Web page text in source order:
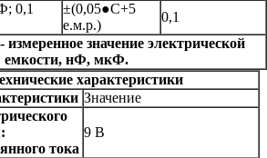
0,1
±(0,05●C+5
е.м.р.)
0,1
значение электрической
емкости, нФ, мкФ.
характеристики
Значение
тока
9 В